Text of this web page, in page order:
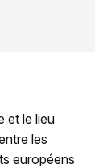
et le lieu
les
européens